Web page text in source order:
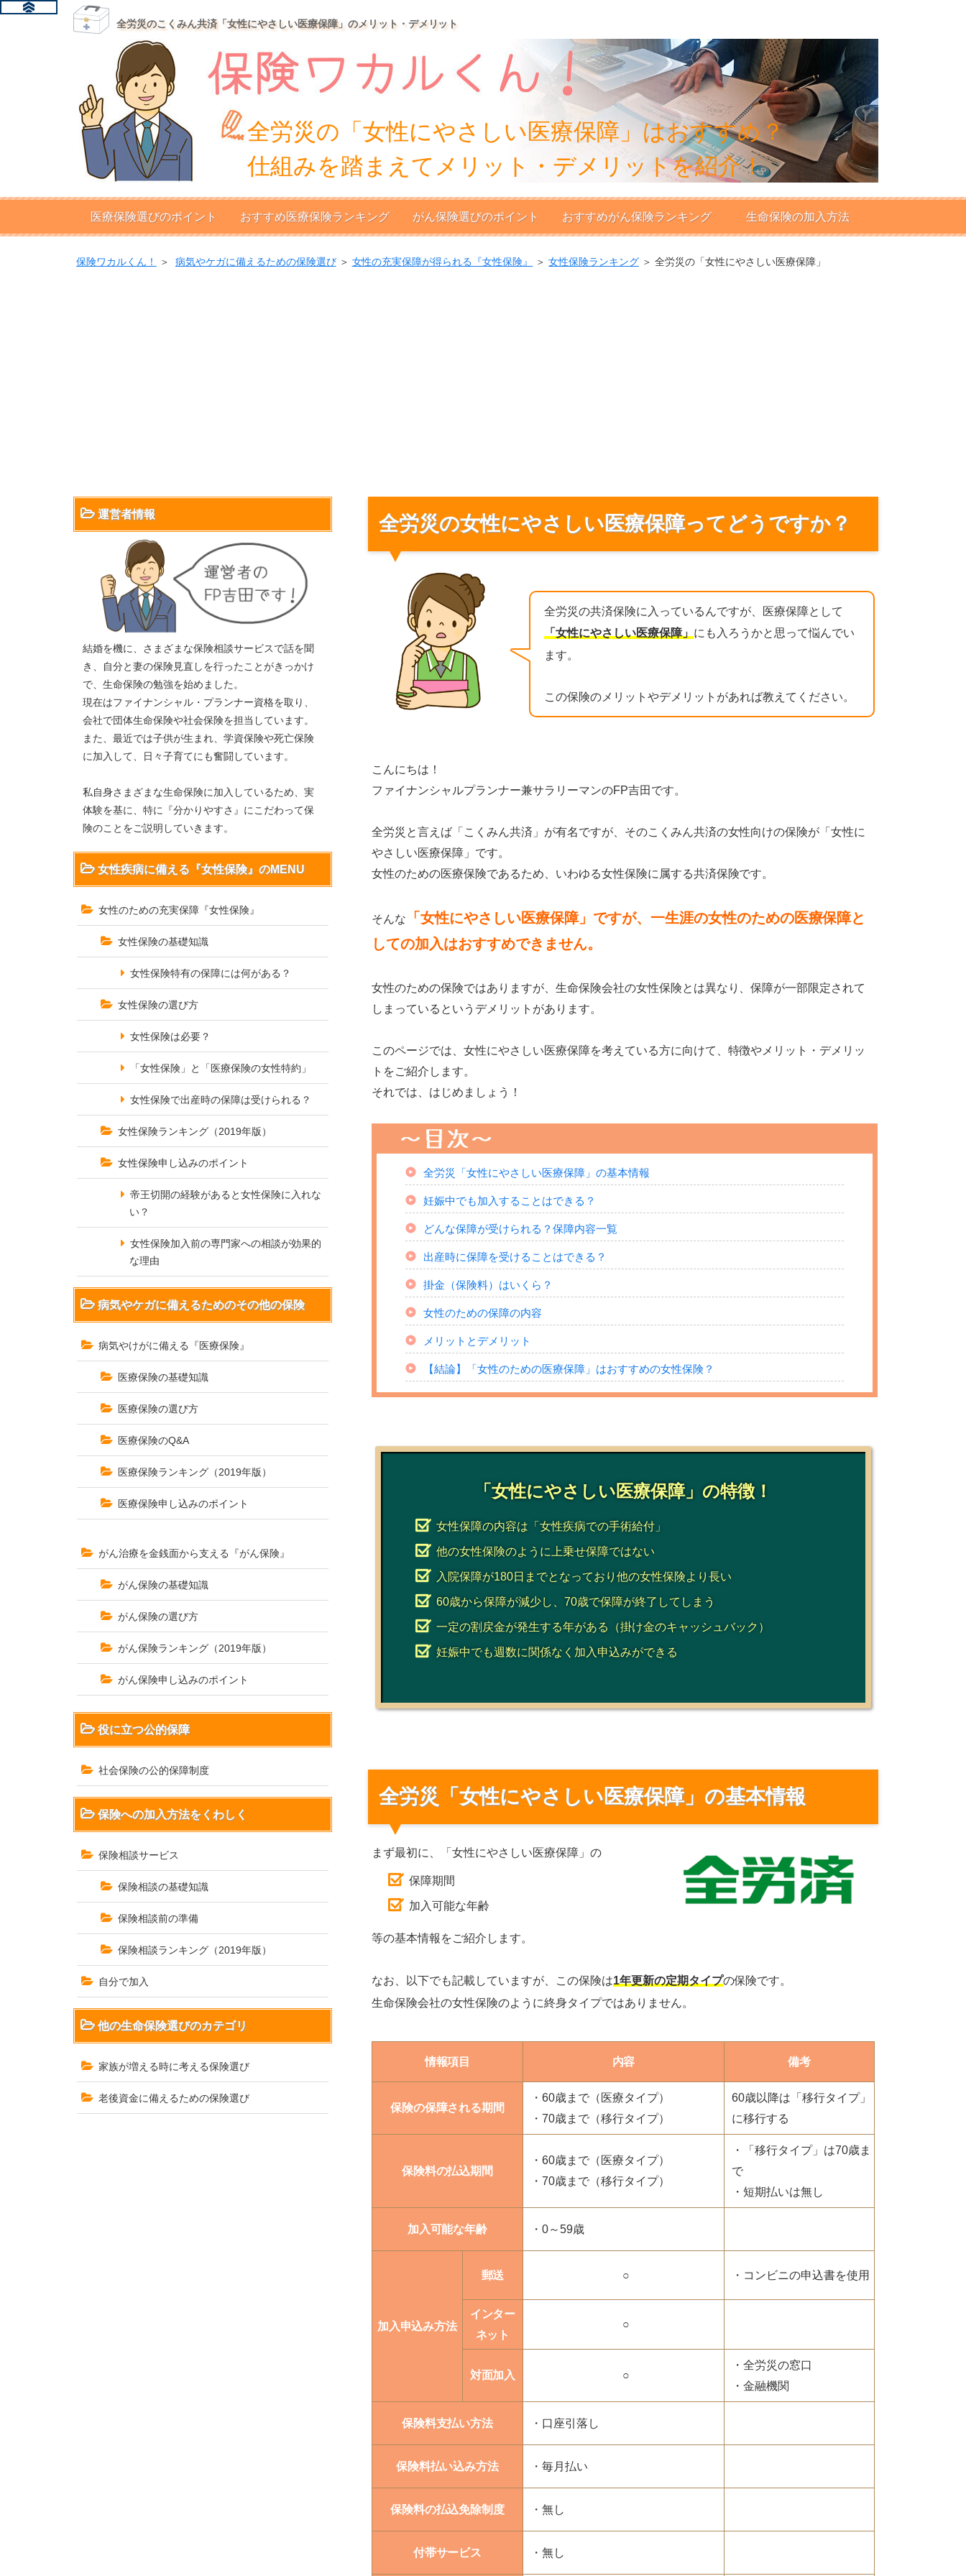
全労災のこくみん共済「女性にやさしい医療保障」のメリット・デメリット
全労災の「女性にやさしい医療保障」はおすすめ？
仕組みを踏まえてメリット・デメリットを紹介！
医療保険選びのポイント おすすめ医療保険ランキング がん保険選びのポイント おすすめがん保険ランキング 生命保険の加入方法
保険ワカルくん！ ＞ 病気やケガに備えるための保険選び＞ 女性の充実保障が得られる『女性保険』 ＞女性保険ランキング ＞ 全労災の「女性にやさしい医療保障」
全労災の女性にやさしい医療保障ってどうですか？
全労災の共済保険に入っているんですが、医療保障として
「女性にやさしい医療保障」 にも入ろうかと思って悩んでい
ます。
この保険のメリットやデメリットがあれば教えてください。
こんにちは！
ファイナンシャルプランナー兼サラリーマンのFP吉田です。
全労災と言えば「こくみん共済」が有名ですが、そのこくみん共済の女性向けの保険が「女性に
やさしい医療保障」です。
女性のための医療保険であるため、いわゆる女性保険に属する共済保険です。
そんな
「女性にやさしい医療保障」ですが、一生涯の女性のための医療保障と
しての加入はおすすめできません。
女性のための保険ではありますが、生命保険会社の女性保険とは異なり、保障が一部限定されて
しまっているというデメリットがあります。
このページでは、女性にやさしい医療保障を考えている方に向けて、特徴やメリット・デメリッ
トをご紹介します。
それでは、はじめましょう！
全労災「女性にやさしい医療保障」の基本情報
妊娠中でも加入することはできる？
どんな保障が受けられる？保障内容一覧
出産時に保障を受けることはできる？
掛金（保険料）はいくら？
女性のための保障の内容
メリットとデメリット
【結論】「女性のための医療保障」はおすすめの女性保険？
「女性にやさしい医療保障」の特徴！
女性保障の内容は「女性疾病での手術給付」
他の女性保険のように上乗せ保障ではない
入院保障が180日までとなっており他の女性保険より長い
60歳から保障が減少し、70歳で保障が終了してしまう
一定の割戻金が発生する年がある（掛け金のキャッシュバック）
妊娠中でも週数に関係なく加入申込みができる
全労災「女性にやさしい医療保障」の基本情報
まず最初に、「女性にやさしい医療保障」の
保障期間
加入可能な年齢
等の基本情報をご紹介します。
なお、以下でも記載していますが、この保険は1年更新の定期タイプの保険です。
生命保険会社の女性保険のように終身タイプではありません。
情報項目 内容 備考
保険の保障される期間
・60歳まで（医療タイプ）
・70歳まで（移行タイプ）
60歳以降は「移行タイプ」
に移行する
保険料の払込期間
・60歳まで（医療タイプ）
・70歳まで（移行タイプ）
・「移行タイプ」は70歳ま
で
・短期払いは無し
加入可能な年齢 ・0～59歳
加入申込み方法
郵送 ○ ・コンビニの申込書を使用
インター
ネット
○
対面加入 ○
・全労災の窓口
・金融機関
保険料支払い方法 ・口座引落し
保険料払い込み方法 ・毎月払い
保険料の払込免除制度 ・無し
付帯サービス ・無し
運営者情報
結婚を機に、さまざまな保険相談サービスで話を聞
き、自分と妻の保険見直しを行ったことがきっかけ
で、生命保険の勉強を始めました。
現在はファイナンシャル・プランナー資格を取り、
会社で団体生命保険や社会保険を担当しています。
また、最近では子供が生まれ、学資保険や死亡保険
に加入して、日々子育てにも奮闘しています。
私自身さまざまな生命保険に加入しているため、実
体験を基に、特に『分かりやすさ』にこだわって保
険のことをご説明していきます。
女性疾病に備える『女性保険』のMENU
女性のための充実保障『女性保険』
女性保険の基礎知識
女性保険特有の保障には何がある？
女性保険の選び方
女性保険は必要？
「女性保険」と「医療保険の女性特約」
女性保険で出産時の保障は受けられる？
女性保険ランキング（2019年版）
女性保険申し込みのポイント
帝王切開の経験があると女性保険に入れな
い？
女性保険加入前の専門家への相談が効果的
な理由
病気やケガに備えるためのその他の保険
病気やけがに備える『医療保険』
医療保険の基礎知識
医療保険の選び方
医療保険のQ&A
医療保険ランキング（2019年版）
医療保険申し込みのポイント
がん治療を金銭面から支える『がん保険』
がん保険の基礎知識
がん保険の選び方
がん保険ランキング（2019年版）
がん保険申し込みのポイント
役に立つ公的保障
社会保険の公的保障制度
保険への加入方法をくわしく
保険相談サービス
保険相談の基礎知識
保険相談前の準備
保険相談ランキング（2019年版）
自分で加入
他の生命保険選びのカテゴリ
家族が増える時に考える保険選び
老後資金に備えるための保険選び